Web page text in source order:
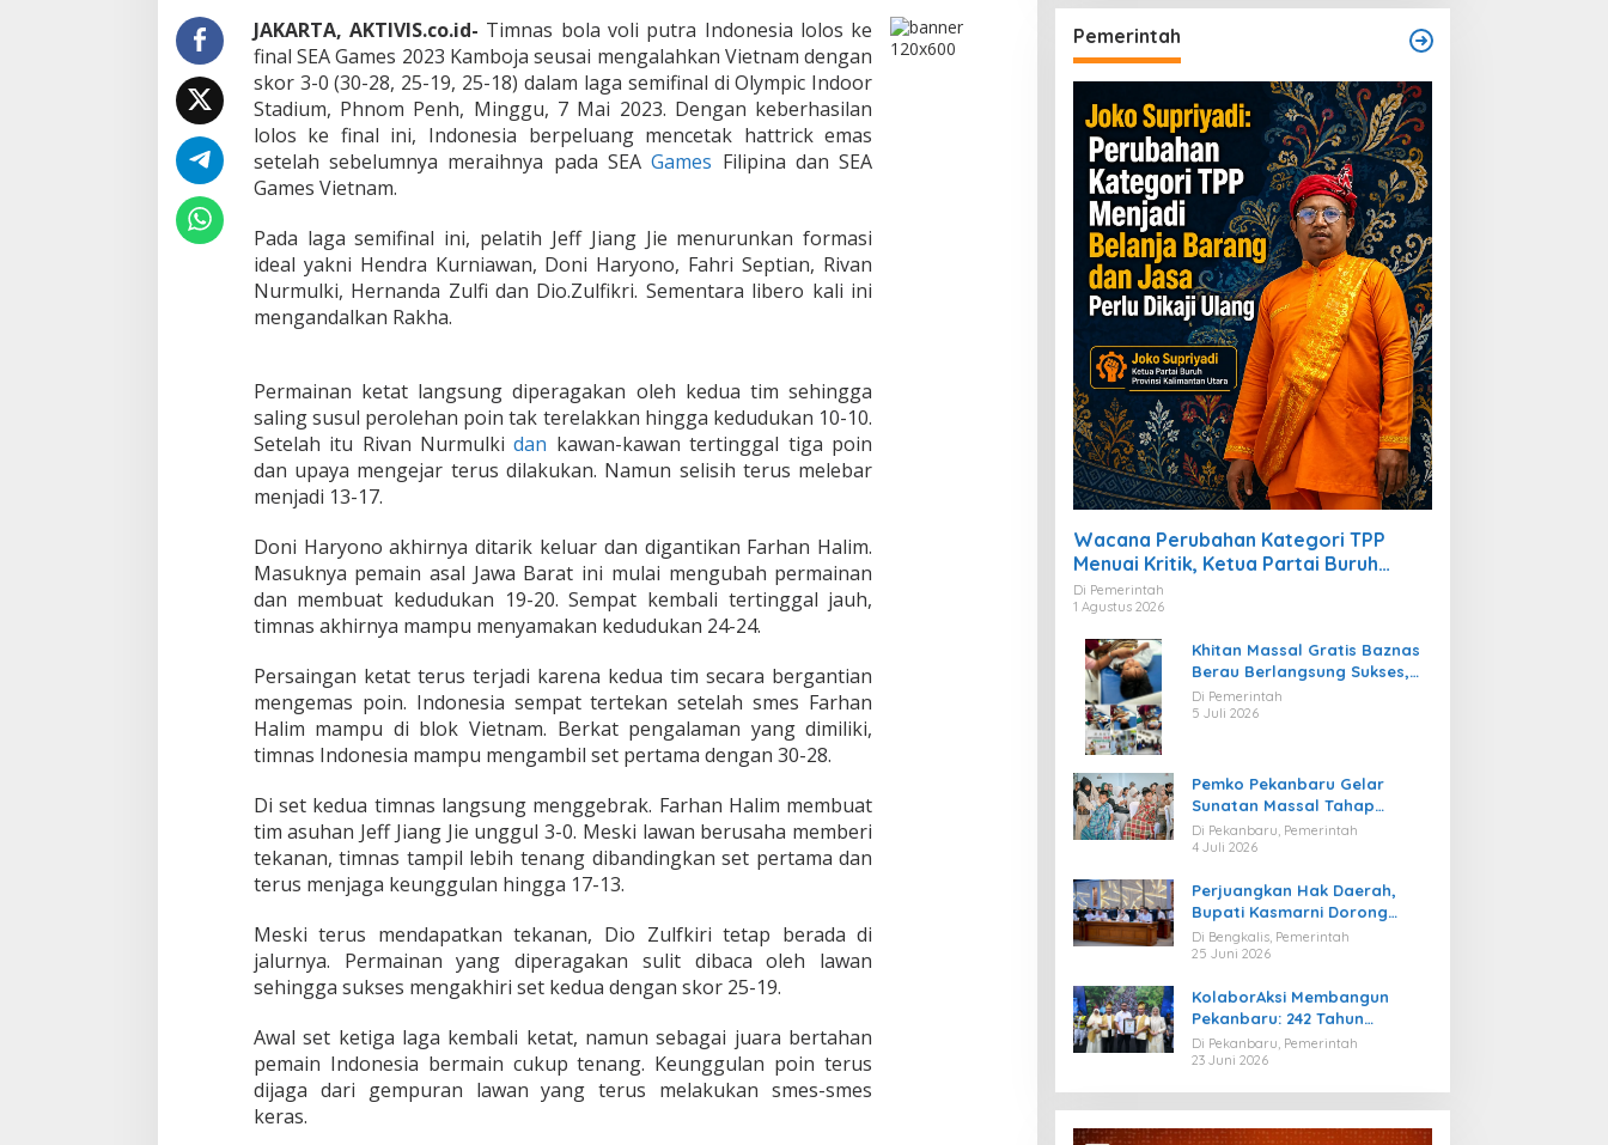
n
a
l
S
E
A
G
m
e
s
2
0
,
K
a
l
a
h
a
n
V
i
e
n
a
m
3
-
JAKARTA, AKTIVIS.co.id- Timnas bola voli putra Indonesia lolos ke
final SEA Games 2023 Kamboja seusai mengalahkan Vietnam dengan
skor 3-0 (30-28, 25-19, 25-18) dalam laga semifinal di Olympic Indoor
Stadium, Phnom Penh, Minggu, 7 Mai 2023. Dengan keberhasilan
lolos ke final ini, Indonesia berpeluang mencetak hattrick emas
setelah sebelumnya meraihnya pada SEAGames Filipina dan SEA
Games Vietnam.
Pada laga semifinal ini, pelatih Jeff Jiang Jie menurunkan formasi
ideal yakni Hendra Kurniawan, Doni Haryono, Fahri Septian, Rivan
Nurmulki, Hernanda Zulfi dan Dio.Zulfikri. Sementara libero kali ini
mengandalkan Rakha.
Permainan ketat langsung diperagakan oleh kedua tim sehingga
saling susul perolehan poin tak terelakkan hingga kedudukan 10-10.
Setelah itu Rivan Nurmulkidan kawan-kawan tertinggal tiga poin
dan upaya mengejar terus dilakukan. Namun selisih terus melebar
menjadi 13-17.
Doni Haryono akhirnya ditarik keluar dan digantikan Farhan Halim.
Masuknya pemain asal Jawa Barat ini mulai mengubah permainan
dan membuat kedudukan 19-20. Sempat kembali tertinggal jauh,
timnas akhirnya mampu menyamakan kedudukan 24-24.
Persaingan ketat terus terjadi karena kedua tim secara bergantian
mengemas poin. Indonesia sempat tertekan setelah smes Farhan
Halim mampu di blok Vietnam. Berkat pengalaman yang dimiliki,
timnas Indonesia mampu mengambil set pertama dengan 30-28.
Di set kedua timnas langsung menggebrak. Farhan Halim membuat
tim asuhan Jeff Jiang Jie unggul 3-0. Meski lawan berusaha memberi
tekanan, timnas tampil lebih tenang dibandingkan set pertama dan
terus menjaga keunggulan hingga 17-13.
Meski terus mendapatkan tekanan, Dio Zulfkiri tetap berada di
jalurnya. Permainan yang diperagakan sulit dibaca oleh lawan
sehingga sukses mengakhiri set kedua dengan skor 25-19.
Awal set ketiga laga kembali ketat, namun sebagai juara bertahan
pemain Indonesia bermain cukup tenang. Keunggulan poin terus
dijaga dari gempuran lawan yang terus melakukan smes-smes
keras.
Pemerintah
Wacana Perubahan Kategori TPP
Menuai Kritik, Ketua Partai Buruh
Kaltara Tekankan Kepatuhan Regulasi
Di Pemerintah
1 Agustus 2026
Khitan Massal Gratis Baznas
Berau Berlangsung Sukses,
Hadirkan Kebahagiaan bagi
Puluhan Anak
Di Pemerintah
5 Juli 2026
Pemko Pekanbaru Gelar
Sunatan Massal Tahap
Kedua, 100 Anak Ikuti Khitan
Gratis
Di Pekanbaru, Pemerintah
4 Juli 2026
Perjuangkan Hak Daerah,
Bupati Kasmarni Dorong
BUMD PT BLJ Diprioritaskan
Kelola Migas
Di Bengkalis, Pemerintah
25 Juni 2026
KolaborAksi Membangun
Pekanbaru: 242 Tahun
Melangkah Menuju Kota yang
Lebih Maju
Di Pekanbaru, Pemerintah
23 Juni 2026